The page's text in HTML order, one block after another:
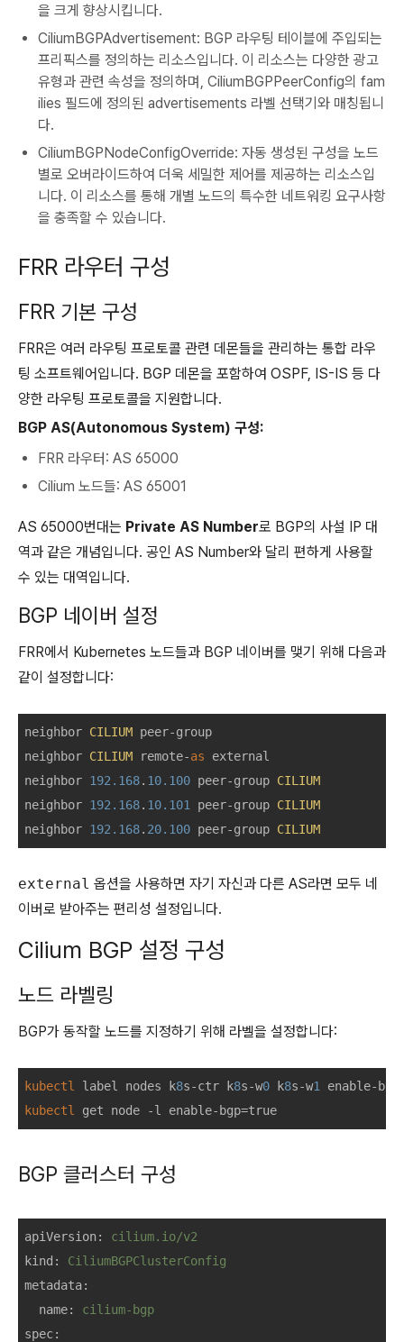
을 크게 향상시킵니다.
CiliumBGPAdvertisement: BGP 라우팅 테이블에 주입되는
프리픽스를 정의하는 리소스입니다. 이 리소스는 다양한 광고
유형과 관련 속성을 정의하며, CiliumBGPPeerConfig의 fam
ilies 필드에 정의된 advertisements 라벨 선택기와 매칭됩니
다.
CiliumBGPNodeConfigOverride: 자동 생성된 구성을 노드
별로 오버라이드하여 더욱 세밀한 제어를 제공하는 리소스입
니다. 이 리소스를 통해 개별 노드의 특수한 네트워킹 요구사항
을 충족할 수 있습니다.
FRR 라우터 구성
FRR 기본 구성
FRR은 여러 라우팅 프로토콜 관련 데몬들을 관리하는 통합 라우
팅 소프트웨어입니다. BGP 데몬을 포함하여 OSPF, IS-IS 등 다
양한 라우팅 프로토콜을 지원합니다.
BGP AS(Autonomous System) 구성:
FRR 라우터: AS 65000
Cilium 노드들: AS 65001
AS 65000번대는 Private AS Number로 BGP의 사설 IP 대
역과 같은 개념입니다. 공인 AS Number와 달리 편하게 사용할
수 있는 대역입니다.
BGP 네이버 설정
FRR에서 Kubernetes 노드들과 BGP 네이버를 맺기 위해 다음과
같이 설정합니다:
neighbor CILIUM peer-group
neighbor CILIUM remote-as external
neighbor 192.168. 10.100 peer-group CILIUM
neighbor 192.168. 10.101 peer-group CILIUM
neighbor 192.168. 20.100 peer-group CILIUM
external 옵션을 사용하면 자기 자신과 다른 AS라면 모두 네
이버로 받아주는 편리성 설정입니다.
Cilium BGP 설정 구성
노드 라벨링
BGP가 동작할 노드를 지정하기 위해 라벨을 설정합니다:
kubectl label nodes k8s-ctr k8s-w0 k8s-w1
kubectl
get node -l enable-bgp=true
BGP 클러스터 구성
apiVersion:
cilium.io/v2
kind:
CiliumBGPClusterConfig
metadata:
name:
cilium-bgp
spec: